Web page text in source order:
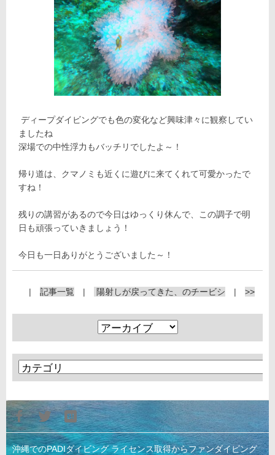
ディープダイビングでも色の変化など興味津々に観察してい
ましたね
深場での中性浮力もバッチリでしたよ～！
帰り道は、クマノミも近くに遊びに来てくれて可愛かったで
すね！
残りの講習があるので今日はゆっくり休んで、この調子で明
日も頑張っていきましょう！
今日も一日ありがとうございました～！
| 記事一覧 | 陽射しが戻ってきた、のチービシ | >>
沖縄でのPADIダイビング ライセンス取得からファンダイビング